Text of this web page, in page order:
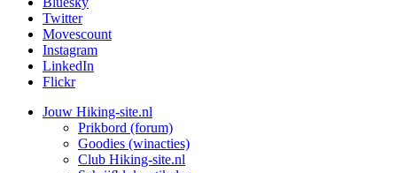
Twitter
Movescount
Instagram
LinkedIn
Flickr
Jouw Hiking-site.nl
Prikbord (forum)
Goodies (winacties)
Club Hiking-site.nl